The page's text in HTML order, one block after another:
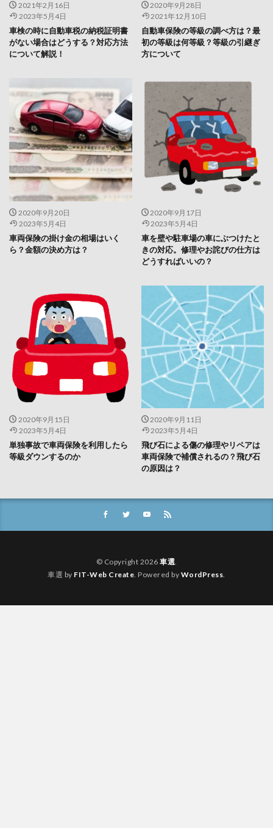
2021年2月16日
2023年5月4日
車検の時に自動車税の納税証明書
がない場合はどうする？対応方法
について解説！
2020年9月28日
2021年12月10日
自動車保険の等級の調べ方は？最
初の等級は何等級？等級の引継ぎ
方について
2020年9月20日
2023年5月4日
車両保険の掛け金の相場はいく
ら？金額の決め方は？
2020年9月17日
2023年5月4日
車を壁や駐車場の車にぶつけたと
きの対応。修理やお詫びの仕方は
どうすればいいの？
2020年9月15日
2023年5月4日
単独事故で車両保険を利用したら
等級ダウンするのか
2020年9月11日
2023年5月4日
飛び石による傷の修理やリペアは
車両保険で補償されるの？飛び石
の原因は？
© Copyright 2026 車選.
車選 by FIT-Web Create. Powered by WordPress.